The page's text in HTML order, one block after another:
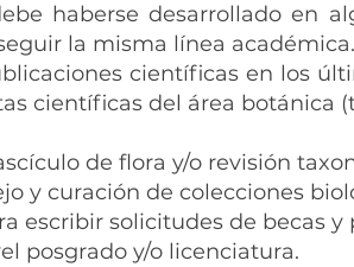
haberse desarrollado en
la misma línea académica.
científicas en los
científicas del área
de flora y/o revisión
y curación de colecciones
escribir solicitudes de becas y
posgrado y/o licenciatura.